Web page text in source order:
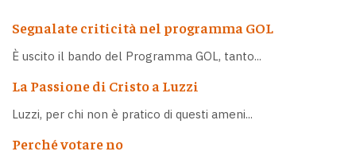
Segnalate criticità nel programma GOL
È uscito il bando del Programma GOL, tanto...
La Passione di Cristo a Luzzi
Luzzi, per chi non è pratico di questi ameni...
Perché votare no